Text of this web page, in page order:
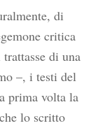
di
critica
di una
–, i testi del
prima volta la
lo scritto